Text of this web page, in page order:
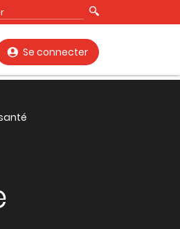
Se connecter